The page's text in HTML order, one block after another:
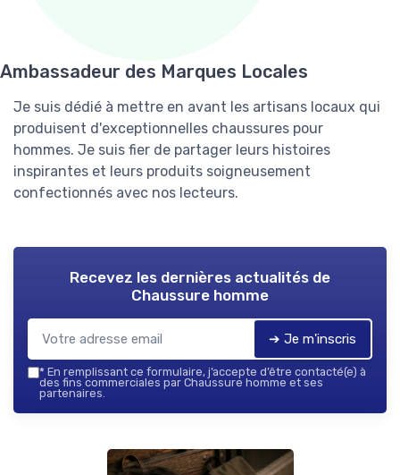
Ambassadeur des Marques Locales
Je suis dédié à mettre en avant les artisans locaux qui
produisent d'exceptionnelles chaussures pour
hommes. Je suis fier de partager leurs histoires
inspirantes et leurs produits soigneusement
confectionnés avec nos lecteurs.
Recevez les dernières actualités de
Chaussure homme
➔ Je m'inscris
* En remplissant ce formulaire, j’accepte d’être contacté(e) à
des fins commerciales par Chaussure homme et ses
partenaires.